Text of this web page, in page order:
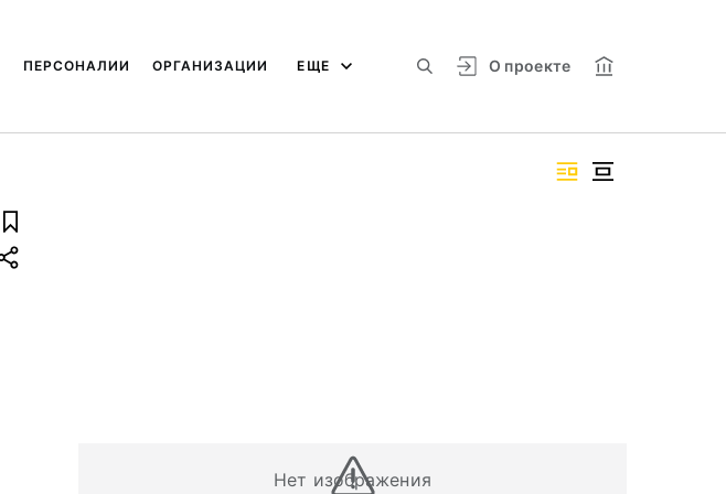
О проекте
ПЕРСОНАЛИИ ОРГАНИЗАЦИИ ЕЩЕ
Нет изображения